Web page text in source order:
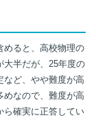
めると、高校物理の
大半だが、25年度の
など、やや難度が高
めなので、難度が高
ら確実に正答してい